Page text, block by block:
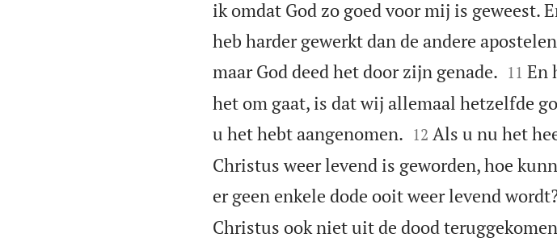
ik omdat God zo goed voor mij is geweest.
heb harder gewerkt dan de andere
maar God deed het door zijn genade.
11 En
het om gaat, is dat wij allemaal hetzelfde
u het hebt aangenomen.
12 Als u nu het
Christus weer levend is geworden, hoe
er geen enkele dode ooit weer levend
Christus ook niet uit de dood